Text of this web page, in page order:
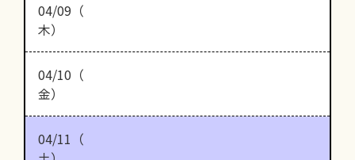
04/09（
木）
04/10（
金）
04/11（